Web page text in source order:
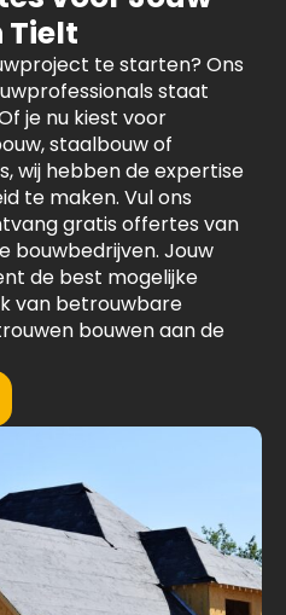
Tielt
te starten? Ons
staat
je nu kiest voor
staalbouw of
wij hebben de expertise
te maken. Vul ons
gratis offertes van
bouwbedrijven. Jouw
de best mogelijke
van betrouwbare
bouwen aan de